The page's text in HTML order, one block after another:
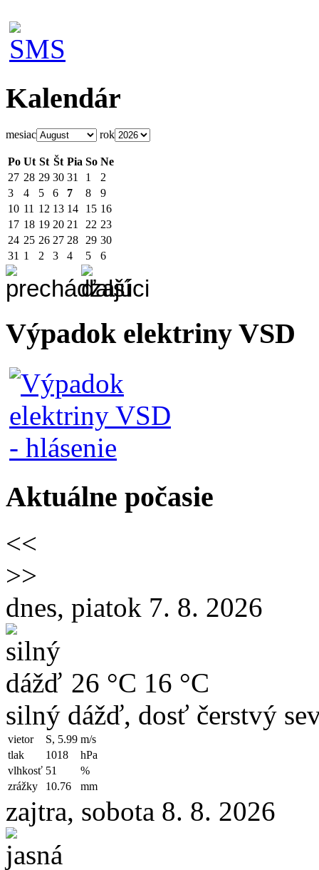
Kalendár
mesiac rok
Po Ut St Št Pia So Ne
27 28 29 30 31 1
2
3
4 5 6 7 8
9
10 11 12 13 14 15 16
17 18 19 20 21 22 23
24 25 26 27 28 29 30
31 1 2 3 4 5 6
Výpadok elektriny VSD
Aktuálne počasie
<<
>>
dnes, piatok 7. 8. 2026
26 °C 16 °C
silný dážď, dosť čerstvý
vietor S, 5.99 m/s
tlak
1018
hPa
vlhkosť 51
%
zrážky
10.76 mm
zajtra, sobota 8. 8. 2026